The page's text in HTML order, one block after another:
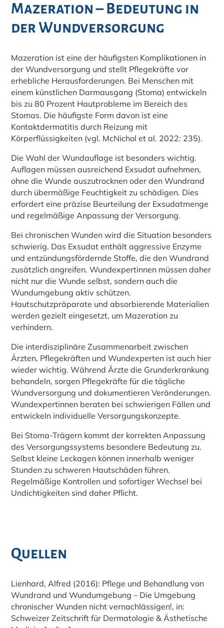
Mazeration – Bedeutung in
der Wundversorgung
Mazeration ist eine der häufigsten Komplikationen in
der Wundversorgung und stellt Pflegekräfte vor
erhebliche Herausforderungen. Bei Menschen mit
einem künstlichen Darmausgang (Stoma) entwickeln
bis zu 80 Prozent Hautprobleme im Bereich des
Stomas. Die häufigste Form davon ist eine
Kontaktdermatitis durch Reizung mit
Körperflüssigkeiten (vgl. McNichol et al. 2022: 235).
Die Wahl der Wundauflage ist besonders wichtig.
Auflagen müssen ausreichend Exsudat aufnehmen,
ohne die Wunde auszutrocknen oder den Wundrand
durch übermäßige Feuchtigkeit zu schädigen. Dies
erfordert eine präzise Beurteilung der Exsudatmenge
und regelmäßige Anpassung der Versorgung.
Bei chronischen Wunden wird die Situation besonders
schwierig. Das Exsudat enthält aggressive Enzyme
und entzündungsfördernde Stoffe, die den Wundrand
zusätzlich angreifen. Wundexpertinnen müssen daher
nicht nur die Wunde selbst, sondern auch die
Wundumgebung aktiv schützen.
Hautschutzpräparate und absorbierende Materialien
werden gezielt eingesetzt, um Mazeration zu
verhindern.
Die interdisziplinäre Zusammenarbeit zwischen
Ärzten, Pflegekräften und Wundexperten ist auch hier
wieder wichtig. Während Ärzte die Grunderkrankung
behandeln, sorgen Pflegekräfte für die tägliche
Wundversorgung und dokumentieren Veränderungen.
Wundexpertinnen beraten bei schwierigen Fällen und
entwickeln individuelle Versorgungskonzepte.
Bei Stoma-Trägern kommt der korrekten Anpassung
des Versorgungssystems besondere Bedeutung zu.
Selbst kleine Leckagen können innerhalb weniger
Stunden zu schweren Hautschäden führen.
Regelmäßige Kontrollen und sofortiger Wechsel bei
Undichtigkeiten sind daher Pflicht.
Quellen
Lienhard, Alfred (2016): Pflege und Behandlung von
Wundrand und Wundumgebung – Die Umgebung
chronischer Wunden nicht vernachlässigen!, in:
Schweizer Zeitschrift für Dermatologie & Ästhetische